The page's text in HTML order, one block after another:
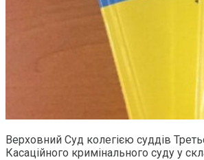
Верховний Суд колегією суддів
Касаційного кримінального суду у